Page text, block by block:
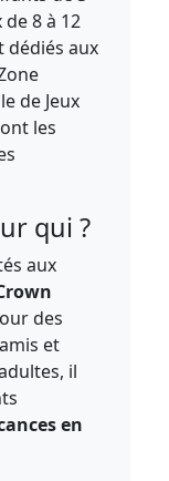
de 8 à 12
dédiés aux
de Jeux
les
qui ?
aux
des
et
il
en